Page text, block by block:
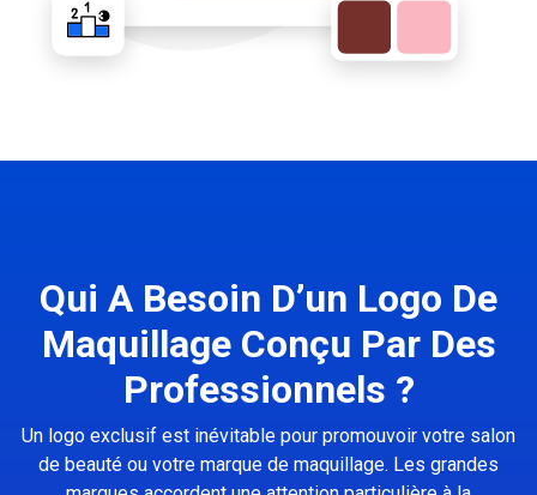
Qui A Besoin D’un Logo De
Maquillage Conçu Par Des
Professionnels ?
Un logo exclusif est inévitable pour promouvoir votre salon
de beauté ou votre marque de maquillage. Les grandes